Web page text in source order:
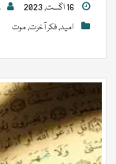
امید,فکر آخرت,موت